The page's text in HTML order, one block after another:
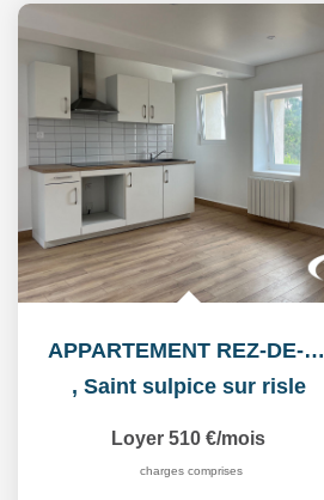
APPARTEMENT REZ-DE-CHAUSSEE
, Saint sulpice sur risle
Loyer 510 €/mois
charges comprises